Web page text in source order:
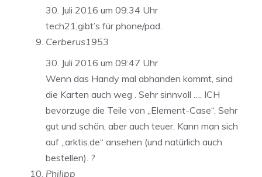
30. Juli 2016 um 09:34 Uhr
tech21,gibt’s für phone/pad.
Cerberus1953
30. Juli 2016 um 09:47 Uhr
Wenn das Handy mal abhanden kommt, sind
die Karten auch weg . Sehr sinnvoll …. ICH
bevorzuge die Teile von „Element-Case“. Sehr
gut und schön, aber auch teuer. Kann man sich
auf „arktis.de“ ansehen (und natürlich auch
bestellen). ?
Philipp